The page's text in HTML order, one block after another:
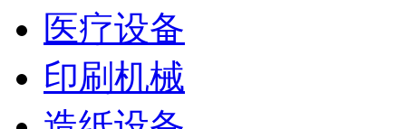
医疗设备
印刷机械